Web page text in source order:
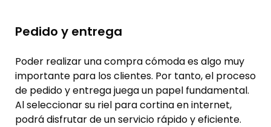
Pedido y entrega
Poder realizar una compra cómoda es algo muy
importante para los clientes. Por tanto, el proceso
de pedido y entrega juega un papel fundamental.
Al seleccionar su riel para cortina en internet,
podrá disfrutar de un servicio rápido y eficiente.